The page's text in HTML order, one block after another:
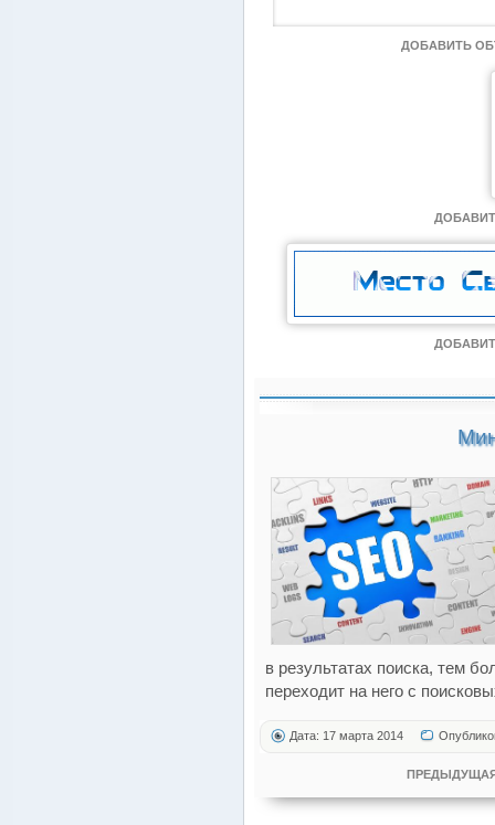
ДОБАВИТЬ
в результатах поиска, тем
переходит на него с
Дата: 17 марта 2014